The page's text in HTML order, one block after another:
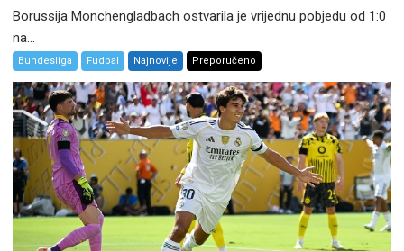
Borussija Monchengladbach ostvarila je vrijednu pobjedu od 1:0
na...
Bundesliga Fudbal Najnovije Preporučeno